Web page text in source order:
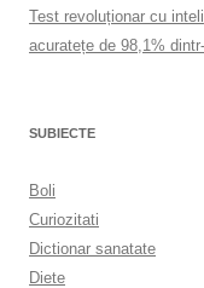
Test revoluționar cu
acuratețe de 98,1%
SUBIECTE
Boli
Curiozitati
Dictionar sanatate
Diete